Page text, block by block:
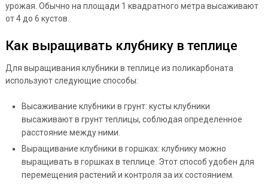
урожая. Обычно на площади 1 квадратного метра высаживают
от 4 до 6 кустов.
Как выращивать клубнику в теплице
Для выращивания клубники в теплице из поликарбоната
используют следующие способы:
Высаживание клубники в грунт: кусты клубники
высаживают в грунт теплицы, соблюдая определенное
расстояние между ними.
Выращивание клубники в горшках: клубнику можно
выращивать в горшках в теплице. Этот способ удобен для
перемещения растений и контроля за их состоянием.